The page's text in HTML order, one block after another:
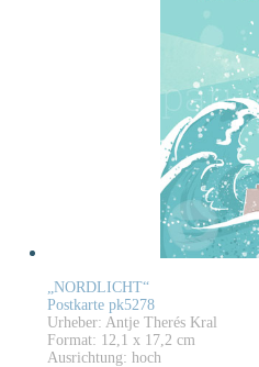
„NORDLICHT“
Postkarte pk5278
Urheber: Antje Therés Kral
Format: 12,1 x 17,2 cm
Ausrichtung: hoch